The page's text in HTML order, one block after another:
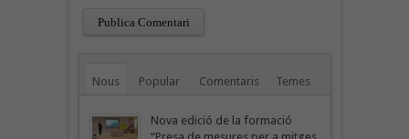
Nous Popular Comentaris Temes
Nova edició de la formació